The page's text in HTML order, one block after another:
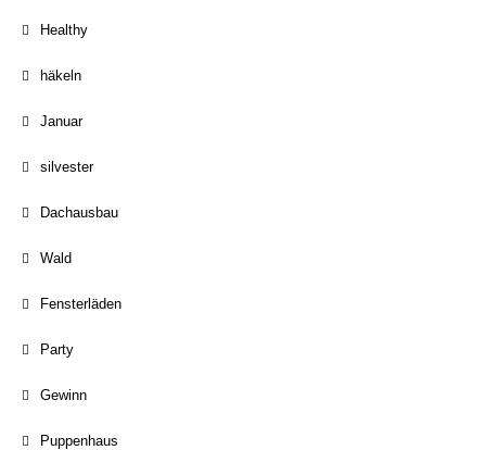
Healthy
häkeln
Januar
silvester
Dachausbau
Wald
Fensterläden
Party
Gewinn
Puppenhaus